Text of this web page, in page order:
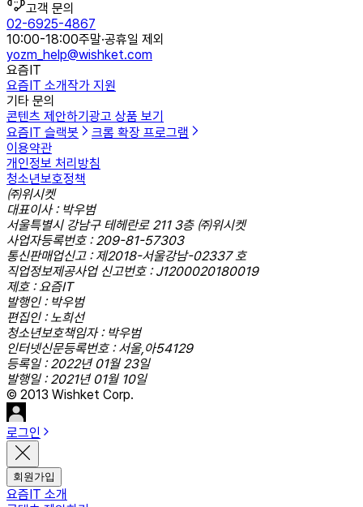
고객 문의
02-6925-4867
10:00-18:00주말·공휴일 제외
yozm_help@wishket.com
요즘IT
요즘IT 소개작가 지원
기타 문의
콘텐츠 제안하기 광고 상품 보기
요즘IT 슬랙봇
크롬 확장 프로그램
이용약관
개인정보 처리방침
청소년보호정책
㈜위시켓
대표이사 : 박우범
서울특별시 강남구 테헤란로 211 3층 ㈜위시켓
사업자등록번호 : 209-81-57303
통신판매업신고 : 제2018-서울강남-02337 호
직업정보제공사업 신고번호 : J1200020180019
제호 : 요즘IT
발행인 : 박우범
편집인 : 노희선
청소년보호책임자 : 박우범
인터넷신문등록번호 : 서울,아54129
등록일 : 2022년 01월 23일
발행일 : 2021년 01월 10일
© 2013 Wishket Corp.
로그인
회원가입
요즘IT 소개